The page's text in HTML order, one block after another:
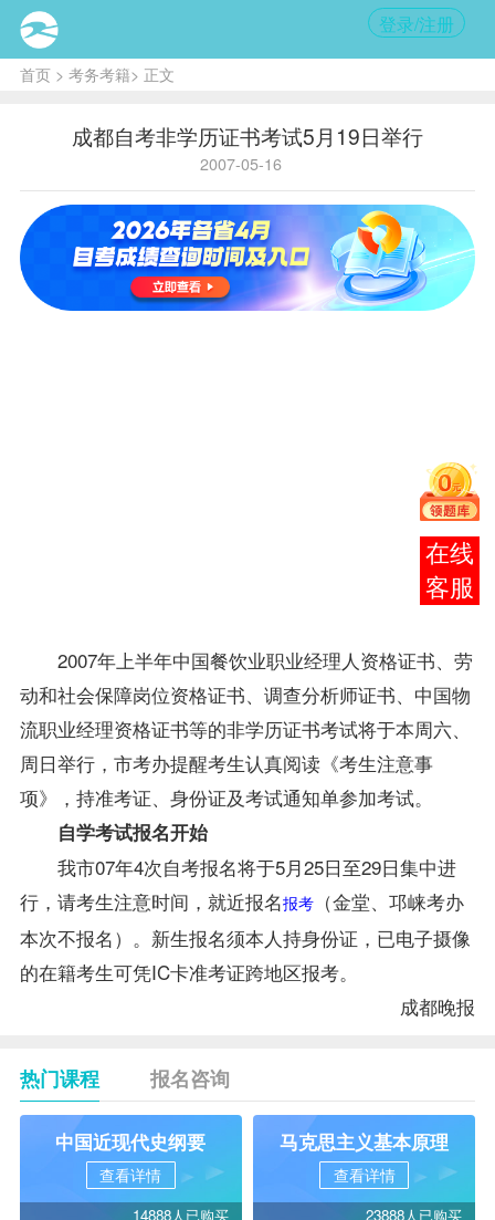
登录/注册
首页> 考务考籍> 正文
成都自考非学历证书考试5月19日举行
2007-05-16
容提
要:
年自考
2007年上半年中国餐饮业职业经理人资格证书、劳
动和社会保障岗位资格证书、调查分析师证书、中国物
流职业经理资格证书等的非学历证书考试将于本周六、
周日举行，市考办提醒考生认真阅读《考生注意事
项》，持准考证、身份证及考试通知单参加考试。
自学考试报名开始
我市07年4次自考报名将于5月25日至29日集中进
行，请考生注意时间，就近报名报考（金堂、邛崃考办
本次不报名）。新生报名须本人持身份证，已电子摄像
的在籍考生可凭IC卡准考证跨地区报考。
成都晚报
热门课程 报名咨询
中国近现代史纲要
查看详情
14888人已购买
马克思主义基本原理
查看详情
23888人已购买
报考
咨询